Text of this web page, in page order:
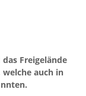
Freigelände
welche auch in